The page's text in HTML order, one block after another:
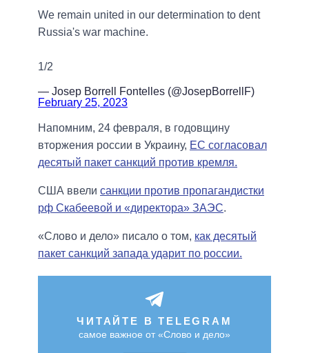
We remain united in our determination to dent
Russia's war machine.
1/2
— Josep Borrell Fontelles (@JosepBorrellF)
February 25, 2023
Напомним, 24 февраля, в годовщину
вторжения россии в Украину, ЕС согласовал
десятый пакет санкций против кремля.
США ввели санкции против пропагандистки
рф Скабеевой и «директора» ЗАЭС.
«Слово и дело» писало о том, как десятый
пакет санкций запада ударит по россии.
ЧИТАЙТЕ В TELEGRAM
самое важное от «Слово и дело»